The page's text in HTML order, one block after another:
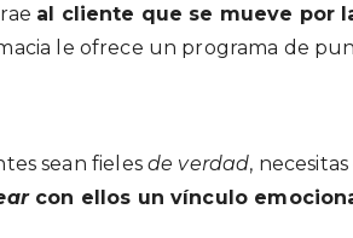
al cliente que se mueve por
le ofrece un programa de
sean fieles de verdad,
con ellos un vínculo